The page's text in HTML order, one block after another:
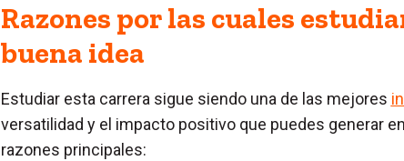
Razones por las cuales
buena idea
Estudiar esta carrera sigue siendo una de las mejores
versatilidad y el impacto positivo que puedes generar
razones principales: